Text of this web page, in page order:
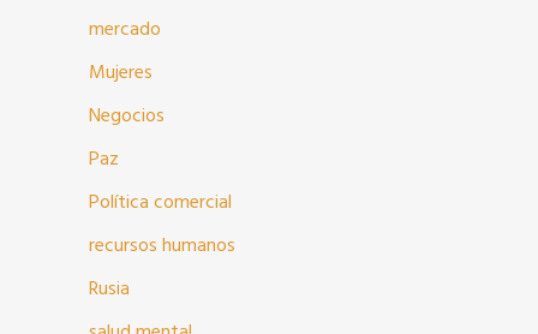
mercado
Mujeres
Negocios
Paz
Política comercial
recursos humanos
Rusia